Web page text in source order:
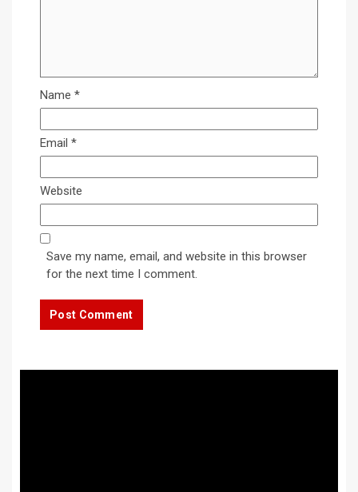
Name *
Email *
Website
Save my name, email, and website in this browser
for the next time I comment.